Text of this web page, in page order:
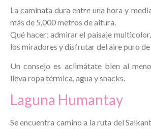
La caminata dura entre una hora y
más de 5,000 metros de altura.
Qué hacer: admirar el paisaje
los miradores y disfrutar del aire puro de
Un consejo es aclimátate bien al
lleva ropa térmica, agua y snacks.
Laguna Humantay
Se encuentra camino a la ruta del